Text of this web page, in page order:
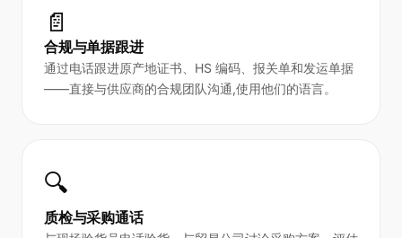
📄
合规与单据跟进
通过电话跟进原产地证书、HS 编码、报关单和发运单据
——直接与供应商的合规团队沟通,使用他们的语言。
🔍
质检与采购通话